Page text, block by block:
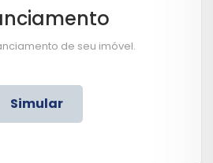
de seu imóvel.
Simular